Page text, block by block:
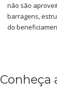
não são
barragens,
do
Conheça